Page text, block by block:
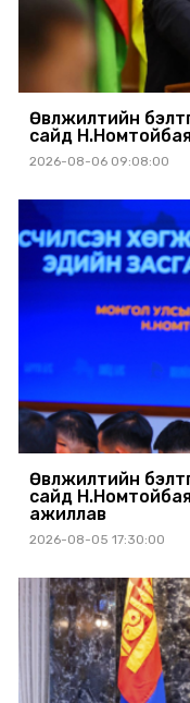
Өвөлжилтийн
сайд
2026-08-06 09:08:00
Өвөлжилтийн
сайд
ажиллав
2026-08-05 17:30:00